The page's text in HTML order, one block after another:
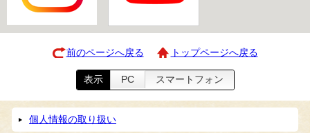
前のページへ戻る トップページへ戻る
表示 PC スマートフォン
個人情報の取り扱い